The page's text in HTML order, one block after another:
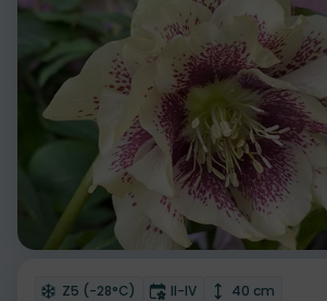
Odober do zoznamu želaní
Mrazuvzdornosť
Z5 (-28°C) Doba kvitnutia
II-IV Výška rastliny
40 cm